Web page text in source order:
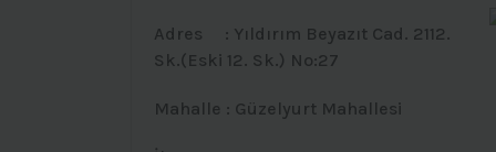
Adres : Yıldırım Beyazıt Cad. 2112.
Sk.(Eski 12. Sk.) No:27
Mahalle : Güzelyurt Mahallesi